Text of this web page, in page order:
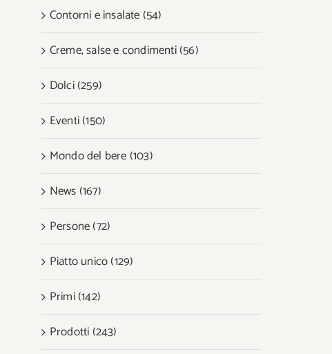
Contorni e insalate (54)
Creme, salse e condimenti (56)
Dolci (259)
Eventi (150)
Mondo del bere (103)
News (167)
Persone (72)
Piatto unico (129)
Primi (142)
Prodotti (243)